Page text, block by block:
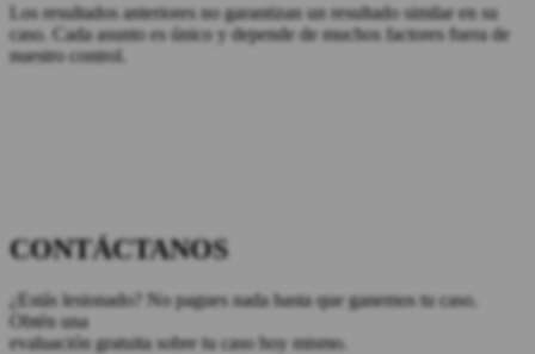
Los resultados anteriores no garantizan un resultado similar en su
caso. Cada asunto es único y depende de muchos factores fuera de
nuestro control.
CONTÁCTANOS
¿Estás lesionado? No pagues nada hasta que ganemos tu caso.
Obtén una
evaluación gratuita sobre tu caso hoy mismo.